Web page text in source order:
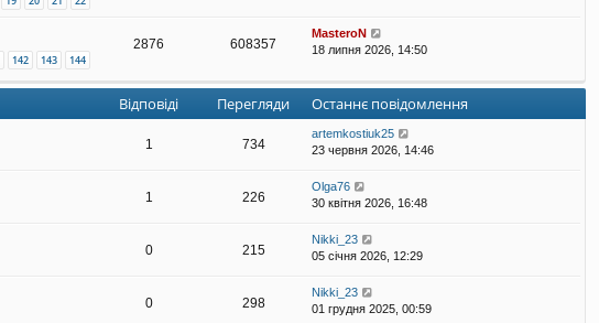
142 143 144
2876 608357
MasteroN
18 липня 2026, 14:50
Відповіді Перегляди Останнє повідомлення
1 734
artemkostiuk25
23 червня 2026, 14:46
1 226
Olga76
30 квітня 2026, 16:48
0 215
Nikki_23
05 січня 2026, 12:29
0 298
Nikki_23
01 грудня 2025, 00:59